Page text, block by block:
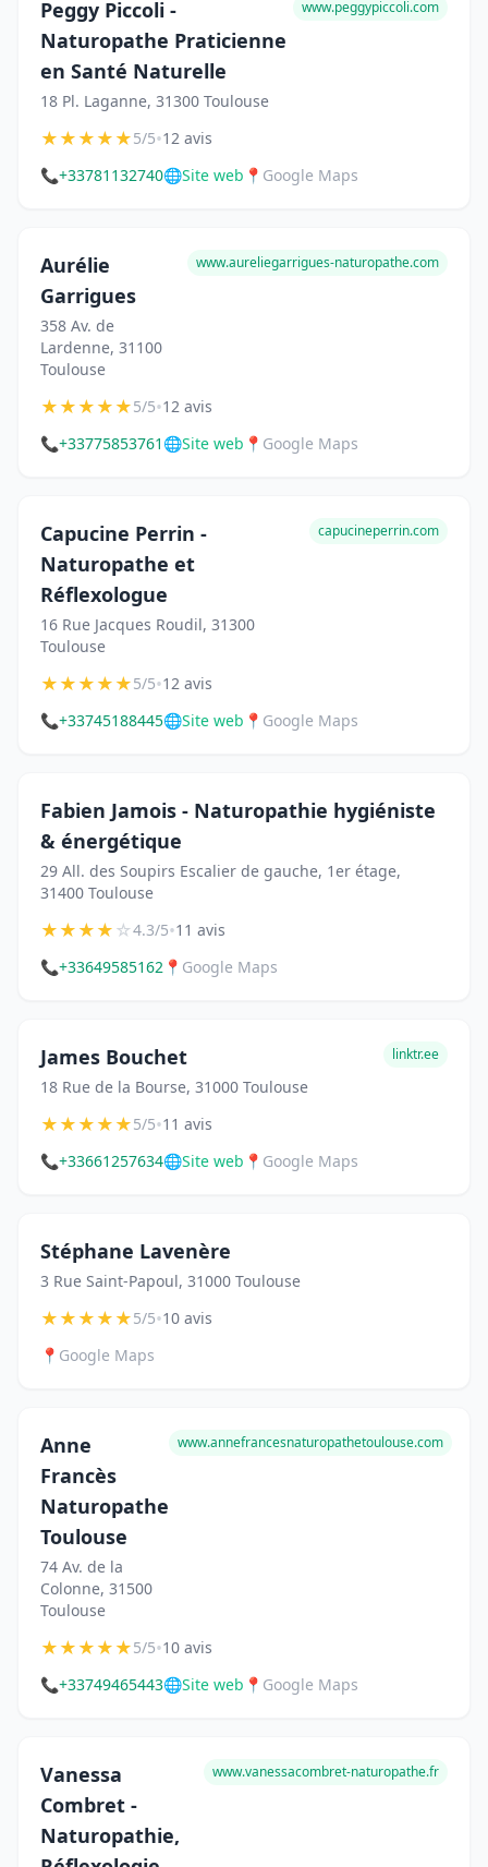
Peggy Piccoli -
Naturopathe Praticienne
en Santé Naturelle
18 Pl. Laganne, 31300 Toulouse
www.peggypiccoli.com
★★★★★5/5•12 avis
📞+33781132740🌐Site web 📍 Google Maps
Aurélie
Garrigues
358 Av. de
Lardenne, 31100
Toulouse
www.aureliegarrigues-naturopathe.com
★★★★★5/5•12 avis
📞+33775853761 🌐Site web 📍 Google Maps
Capucine Perrin -
Naturopathe et
Réflexologue
16 Rue Jacques Roudil, 31300
Toulouse
capucineperrin.com
★★★★★5/5•12 avis
📞+33745188445🌐Site web 📍 Google Maps
Fabien Jamois - Naturopathie hygiéniste
& énergétique
29 All. des Soupirs Escalier de gauche, 1er étage,
31400 Toulouse
★★★★☆4.3/5•11 avis
📞+33649585162 📍 Google Maps
James Bouchet
18 Rue de la Bourse, 31000 Toulouse
linktr.ee
★★★★★5/5•11 avis
📞+33661257634🌐Site web 📍 Google Maps
Stéphane Lavenère
3 Rue Saint-Papoul, 31000 Toulouse
★★★★★5/5•10 avis
📍 Google Maps
Anne
Francès
Naturopathe
Toulouse
74 Av. de la
Colonne, 31500
Toulouse
www.annefrancesnaturopathetoulouse.com
★★★★★5/5•10 avis
📞+33749465443🌐Site web 📍 Google Maps
Vanessa
Combret -
Naturopathie,
www.vanessacombret-naturopathe.fr